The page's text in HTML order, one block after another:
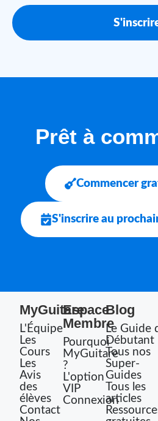
Prêt à
Commencer
S'inscrire au
MyGuitare
L'Équipe
Les
Cours
Les
Avis
des
élèves
Contact
Espace
Membre
Pourquoi
MyGuitare
?
L'option
VIP
Connexion
Blog
Le Guide
Débutant
Tous nos
Super-
Guides
Tous les
articles